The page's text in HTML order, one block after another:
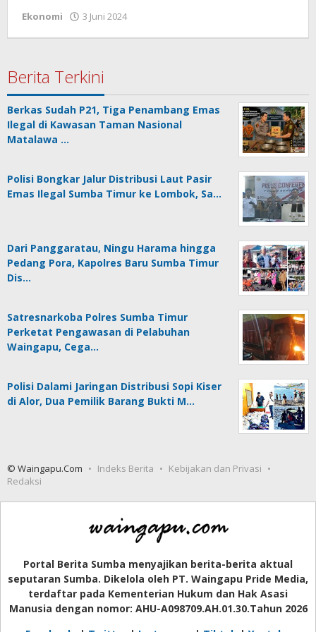
Ekonomi 3 Juni 2024
Berita Terkini
Berkas Sudah P21, Tiga Penambang Emas
Ilegal di Kawasan Taman Nasional
Matalawa …
Polisi Bongkar Jalur Distribusi Laut Pasir
Emas Ilegal Sumba Timur ke Lombok, Sa…
Dari Panggaratau, Ningu Harama hingga
Pedang Pora, Kapolres Baru Sumba Timur
Dis…
Satresnarkoba Polres Sumba Timur
Perketat Pengawasan di Pelabuhan
Waingapu, Cega…
Polisi Dalami Jaringan Distribusi Sopi Kiser
di Alor, Dua Pemilik Barang Bukti M…
© Waingapu.Com Indeks Berita
Kebijakan dan Privasi
Redaksi
Portal Berita Sumba menyajikan berita-berita aktual
seputaran Sumba. Dikelola oleh PT. Waingapu Pride Media,
terdaftar pada Kementerian Hukum dan Hak Asasi
Manusia dengan nomor: AHU-A098709.AH.01.30.Tahun 2026